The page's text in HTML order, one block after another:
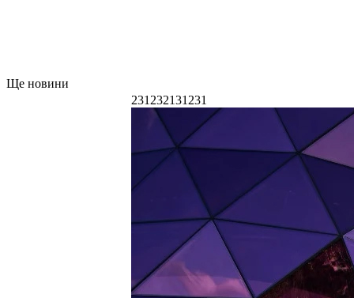
Ще новини
231232131231